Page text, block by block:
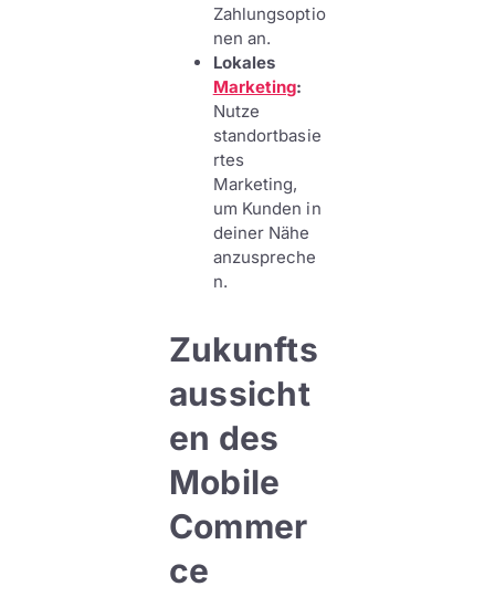
Zahlungsoptio
nen an.
Lokales
Marketing:
Nutze
standortbasie
rtes
Marketing,
um Kunden in
deiner Nähe
anzuspreche
n.
Zukunfts
aussicht
en des
Mobile
Commer
ce